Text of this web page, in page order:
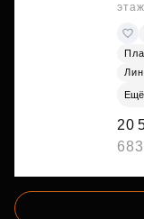
Ещё
20